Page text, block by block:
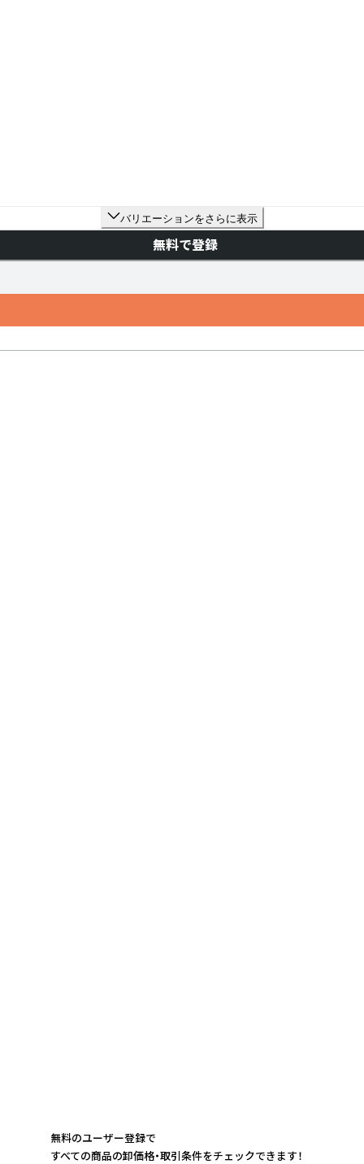
バリエーションをさらに表示
無料で登録
無料のユーザー登録で
すべての商品の卸価格・取引条件をチェックできます！